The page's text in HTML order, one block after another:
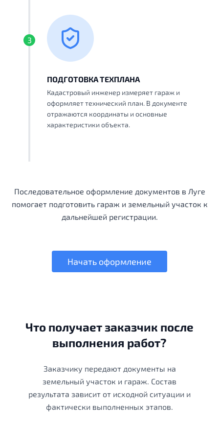
3
ПОДГОТОВКА ТЕХПЛАНА
Кадастровый инженер измеряет гараж и
оформляет технический план. В документе
отражаются координаты и основные
характеристики объекта.
Последовательное оформление документов в Луге
помогает подготовить гараж и земельный участок к
дальнейшей регистрации.
Начать оформление
Что получает заказчик после
выполнения работ?
Заказчику передают документы на
земельный участок и гараж. Состав
результата зависит от исходной ситуации и
фактически выполненных этапов.